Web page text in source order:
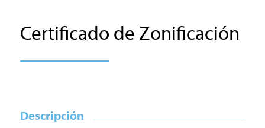
Certificado de Zonificación
Descripción